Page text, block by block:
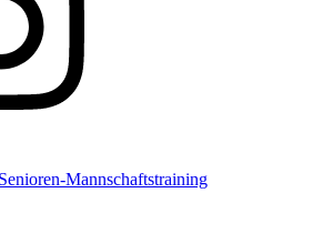
Senioren-Mannschaftstraining